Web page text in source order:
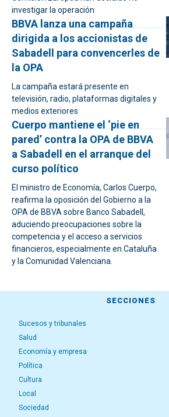
investigar la operación
BBVA lanza una campaña
dirigida a los accionistas de
Sabadell para convencerles de
la OPA
La campaña estará presente en
televisión, radio, plataformas digitales y
medios exteriores
Cuerpo mantiene el ‘pie en
pared’ contra la OPA de BBVA
a Sabadell en el arranque del
curso político
El ministro de Economía, Carlos Cuerpo,
reafirma la oposición del Gobierno a la
OPA de BBVA sobre Banco Sabadell,
aduciendo preocupaciones sobre la
competencia y el acceso a servicios
financieros, especialmente en Cataluña
y la Comunidad Valenciana.
SECCIONES
Sucesos y tribunales
Salud
Economía y empresa
Política
Cultura
Local
Sociedad